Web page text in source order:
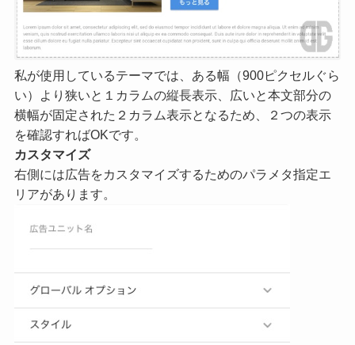
私が使用しているテーマでは、ある幅（900ピクセルぐら
い）より狭いと１カラムの縦長表示、広いと本文部分の
横幅が固定された２カラム表示となるため、２つの表示
を確認すればOKです。
カスタマイズ
右側には広告をカスタマイズするためのパラメタ指定エ
リアがあります。